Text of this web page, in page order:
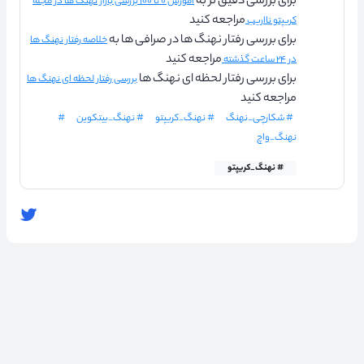
کریپتو نااریبمراجعه کنید
برای بررسی رفتار نهنگ ها در صرافی ها بهخلاصه رفتار نهنگ ها
در ۲۴ ساعت گذشته
مراجعه کنید
برای بررسی رفتار لحظه ای نهنگ هابررسی رفتار لحظه ای نهنگ ها
مراجعه کنید
# شکارچی_نهنگ # نهنگ_کریپتو # نهنگ_بیتکوین
#
نهنگ_واچ
# نهنگ_کریپتو